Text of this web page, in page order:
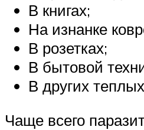
В книгах;
На изнанке
В розетках;
В бытовой
В других
Чаще всего